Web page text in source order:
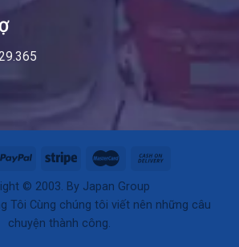
© 2003. By Japan Group
Tôi Cùng chúng tôi viết nên những câu
chuyện thành công.